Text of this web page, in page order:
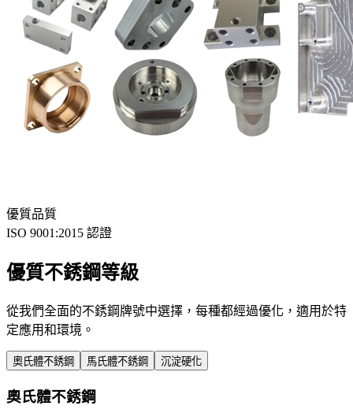
優質品質
ISO 9001:2015 認證
優質不銹鋼等級
從我們全面的不銹鋼牌號中選擇，每種都經過優化，適用於特
定應用和環境。
奧氏體不銹鋼 馬氏體不銹鋼 沉淀硬化
奧氏體不銹鋼